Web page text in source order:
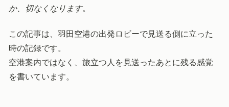
か、切なくなります。
この記事は、羽田空港の出発ロビーで見送る側に立った
時の記録です。
空港案内ではなく、旅立つ人を見送ったあとに残る感覚
を書いています。